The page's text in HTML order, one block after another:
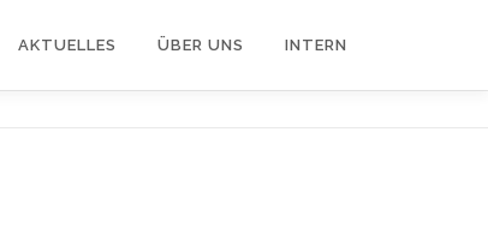
AKTUELLES ÜBER UNS INTERN